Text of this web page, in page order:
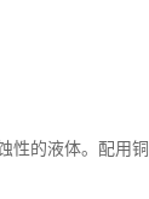
性的液体。配用